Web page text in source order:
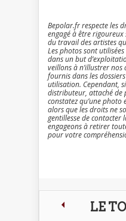
Bepolar.fr respecte les
engagé à être
du travail des artistes
Les photos sont
dans un but
veillons à n’illustrer nos
fournis dans les
utilisation. Cependant,
distributeur, attaché de
constatez qu’une
alors que les droits ne
gentillesse de contacter
engageons à retirer
pour votre
LE